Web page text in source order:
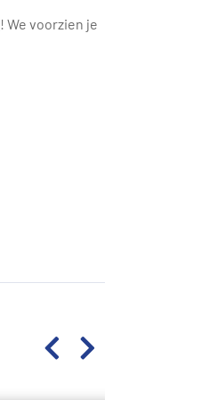
! We voorzien je